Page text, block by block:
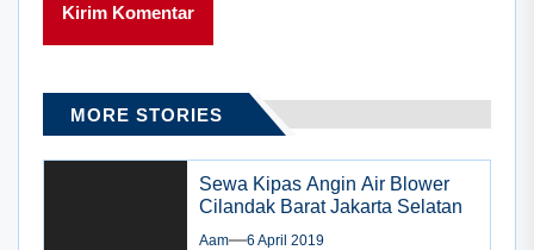
MORE STORIES
Sewa Kipas Angin Air Blower
Cilandak Barat Jakarta Selatan
Aam 6 April 2019